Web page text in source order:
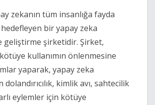
zekanın tüm insanlığa fayda
hedefleyen bir yapay zeka
geliştirme şirketidir. Şirket,
kullanımın önlenmesine
yaparak, yapay zeka
kimlik avı, sahtecilik
eylemler için kötüye